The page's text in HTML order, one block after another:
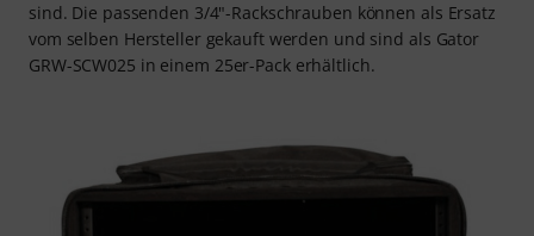
sind. Die passenden 3/4"-Rackschrauben können als Ersatz
vom selben Hersteller gekauft werden und sind als Gator
GRW-SCW025 in einem 25er-Pack erhältlich.